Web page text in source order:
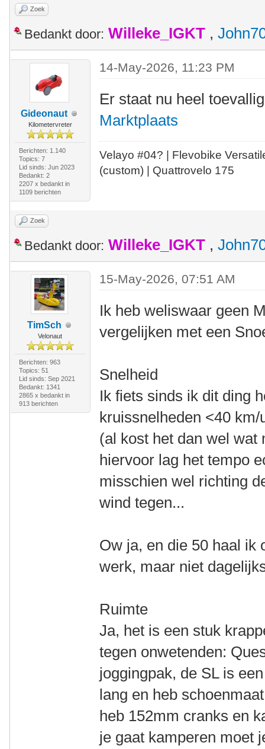
Zoek
Bedankt door: Willeke_IGKT ,
Gideonaut
Kilometervreter
Berichten: 1.140
Topics: 7
Lid sinds: Jun 2023
Bedankt: 2
2207 x bedankt in
1109 berichten
14-May-2026, 11:23 PM
Er staat nu heel
Marktplaats
Velayo #04? | Flevobike
(custom) | Quattrovelo 175
Zoek
Bedankt door: Willeke_IGKT ,
TimSch
Velonaut
Berichten: 963
Topics: 51
Lid sinds: Sep 2021
Bedankt: 1341
2865 x bedankt in
913 berichten
15-May-2026, 07:51 AM
Ik heb weliswaar geen
vergelijken met een
Snelheid
Ik fiets sinds ik dit ding
kruissnelheden <40
(al kost het dan wel
hiervoor lag het tempo
misschien wel richting
wind tegen...
Ow ja, en die 50 haal ik
werk, maar niet
Ruimte
Ja, het is een stuk
tegen onwetenden:
joggingpak, de SL is
lang en heb
heb 152mm cranks en
je gaat kamperen moet